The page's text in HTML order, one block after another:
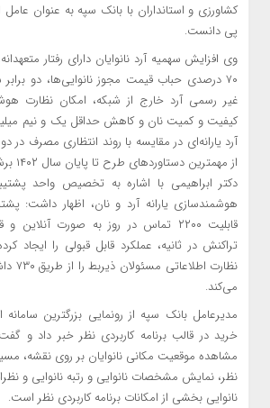
کشاورزی و استانداران با بانک سپه به عنوان
پی دانست.
۷۰ درصدی حباب قیمت مجوز نانوایی‌ها، دو
غیر رسمی آرد خارج از شبکه، امکان نظارت
کیفیت و کمیت نان و کاهش حداقل یک و نیم
آرد یارانه‌ای در مقایسه با روند انتظاری مصرف در
از مهمترین دستاوردهای طرح تا پایان سال ۱۴۰۲ برشمرد.
دکتر ابراهیمی با اشاره به تخصیص واحد
هوشمندسازی یارانه آرد و نان، اظهار داشت:
تراکنش در ثانیه، عملکرد قابل قبولی را ایجاد
می‌کند.
مدیرعامل بانک سپه از رونمایی بزرگترین
خرید در قالب برنامه کاربردی نظر خبر داد و
مشاهده موقعیت مکانی نانوایان بر روی نقشه،
نظر، نمایش مشخصات نانوایی و رتبه نانوایی و
نانوایی بخشی از امکانات برنامه کاربردی نظر است.